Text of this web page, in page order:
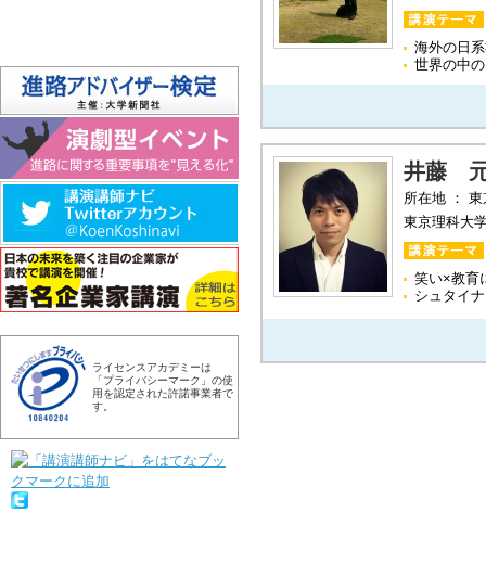
ライセンスアカデミーは
「プライバシーマーク」の使
用を認定された許諾事業者で
す。
海外の日
世界の中
井藤
所在地 ：
東京理科大
笑い×教育
シュタイ